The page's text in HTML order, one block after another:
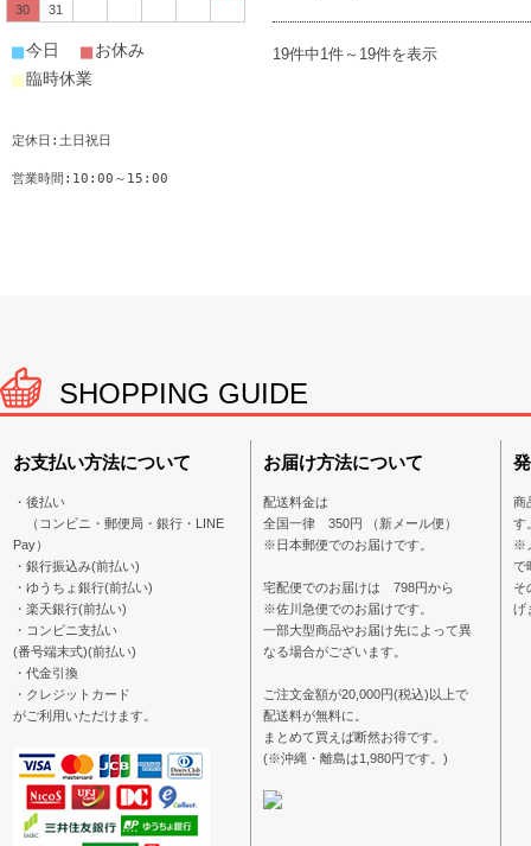
19件中1件～19件を表示
30
31
■今日 ■お休み
■臨時休業
定休日:土日祝日
営業時間:10:00～15:00
SHOPPING GUIDE
お支払い方法について
・後払い
（コンビニ・郵便局・銀行・LINE
Pay）
・銀行振込み(前払い)
・ゆうちょ銀行(前払い)
・楽天銀行(前払い)
・コンビニ支払い
(番号端末式)(前払い)
・代金引換
・クレジットカード
がご利用いただけます。
お届け方法について
配送料金は
全国一律 350円 （新メール便）
※日本郵便でのお届けです。
宅配便でのお届けは 798円から
※佐川急便でのお届けです。
一部大型商品やお届け先によって異
なる場合がございます。
ご注文金額が20,000円(税込)以上で
配送料が無料に。
まとめて買えば断然お得です。
(※沖縄・離島は1,980円です。)
商
す
※
で
そ
げ